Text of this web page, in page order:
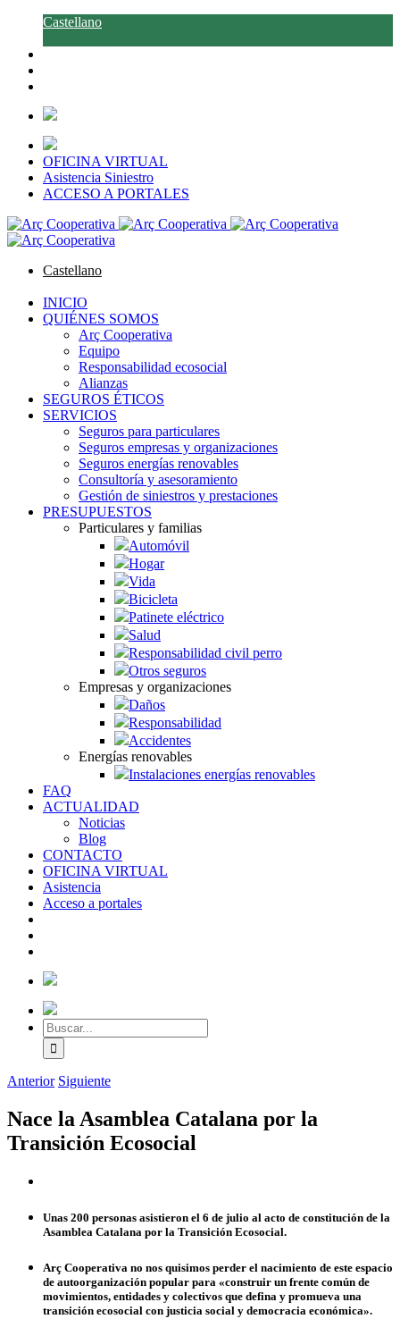
Castellano
OFICINA VIRTUAL
Asistencia Siniestro
ACCESO A PORTALES
Castellano
INICIO
QUIÉNES SOMOS
Arç Cooperativa
Equipo
Responsabilidad ecosocial
Alianzas
SEGUROS ÉTICOS
SERVICIOS
Seguros para particulares
Seguros empresas y organizaciones
Seguros energías renovables
Consultoría y asesoramiento
Gestión de siniestros y prestaciones
PRESUPUESTOS
Particulares y familias
Automóvil
Hogar
Vida
Bicicleta
Patinete eléctrico
Salud
Responsabilidad civil perro
Otros seguros
Empresas y organizaciones
Daños
Responsabilidad
Accidentes
Energías renovables
Instalaciones energías renovables
FAQ
ACTUALIDAD
Noticias
Blog
CONTACTO
OFICINA VIRTUAL
Asistencia
Acceso a portales
Anterior Siguiente
Nace la Asamblea Catalana por la
Transición Ecosocial
Unas 200 personas asistieron el 6 de julio al acto de constitución de la
Asamblea Catalana por la Transición Ecosocial.
Arç Cooperativa no nos quisimos perder el nacimiento de este espacio
de autoorganización popular para «construir un frente común de
movimientos, entidades y colectivos que defina y promueva una
transición ecosocial con justicia social y democracia económica».